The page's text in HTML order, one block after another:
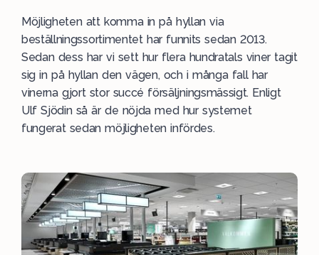
Möjligheten att komma in på hyllan via
beställningssortimentet har funnits sedan 2013.
Sedan dess har vi sett hur flera hundratals viner tagit
sig in på hyllan den vägen, och i många fall har
vinerna gjort stor succé försäljningsmässigt. Enligt
Ulf Sjödin så är de nöjda med hur systemet
fungerat sedan möjligheten infördes.